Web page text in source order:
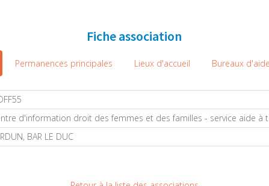
Fiche association
Permanences principales Lieux d'accueil Bureaux
d'information droit des femmes et des familles - service aide à
BAR LE DUC